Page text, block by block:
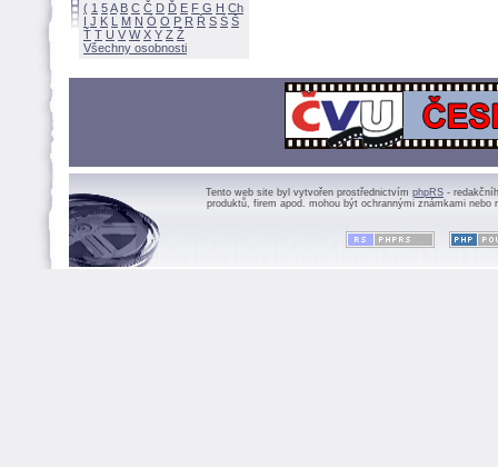
( 1 5A B C Č D Ď E F G H Ch
I J K L M N Ó O P R Ř S Ś
Ť T U V W X Y Z
Všechny osobnosti
Tento web site byl vytvořen prostřednictvím phpRS -
produktů, firem apod. mohou být ochrannými známkami